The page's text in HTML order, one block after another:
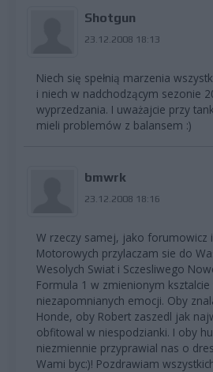
Shotgun
23.12.2008 18:13
Niech się spełnią marzenia
i niech w nadchodzącym sezonie
wyprzedzania. I uważajcie przy
mieli problemów z balansem :)
bmwrk
23.12.2008 18:16
W rzeczy samej, jako forumowicz
Motorowych przylaczam sie do
Wesolych Swiat i Sczesliwego
Formula 1 w zmienionym
niezapomnianych emocji. Oby
Honde, oby Robert zaszedl jak
obfitowal w niespodzianki. I oby
niezmiennie przyprawial nas o
Wami byc:)! Pozdrawiam